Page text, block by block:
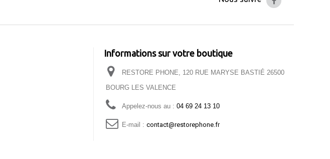
Informations sur votre boutique
RESTORE PHONE, 120 RUE MARYSE BASTIÉ 26500
BOURG LES VALENCE
Appelez-nous au : 04 69 24 13 10
E-mail : contact@restorephone.fr